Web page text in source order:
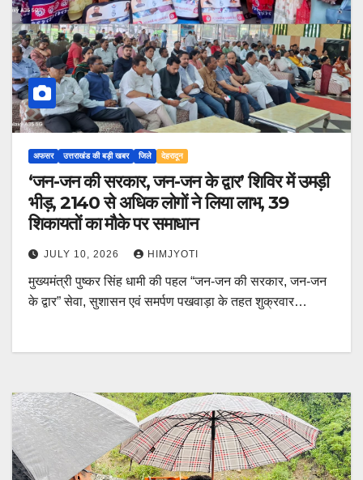
अफसर उत्तराखंड की बड़ी खबर जिले देहरादून
‘जन-जन की सरकार, जन-जन के द्वार’ शिविर में उमड़ी
भीड़, 2140 से अधिक लोगों ने लिया लाभ, 39
शिकायतों का मौके पर समाधान
JULY 10, 2026 HIMJYOTI
मुख्यमंत्री पुष्कर सिंह धामी की पहल “जन-जन की सरकार, जन-जन
के द्वार” सेवा, सुशासन एवं समर्पण पखवाड़ा के तहत शुक्रवार…